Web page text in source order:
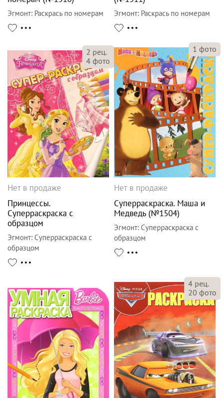
Эгмонт: Раскрась по номерам Эгмонт: Раскрась по номерам
2 рец.
4 фото
Нет в продаже
Принцессы.
Суперраскраска с
образцом
Эгмонт: Суперраскраска с
образцом
1 фото
Нет в продаже
Суперраскраска. Маша и
Медведь (№1504)
Эгмонт: Суперраскраска с
образцом
4 рец.
20 фото